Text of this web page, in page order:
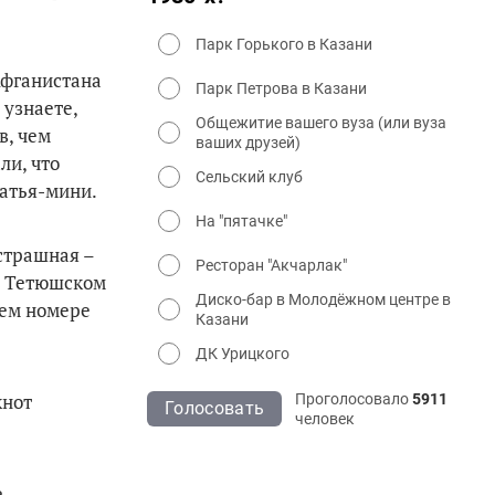
чем
что
мини.
–
Тетюшском
номере
Парк Горького в Казани
Парк Петрова в Казани
Общежитие вашего вуза (или вуза
ваших друзей)
Сельский клуб
На "пятачке"
Ресторан "Акчарлак"
Диско-бар в Молодёжном центре в
Казани
ДК Урицкого
Голосовать Проголосовало5911
человек